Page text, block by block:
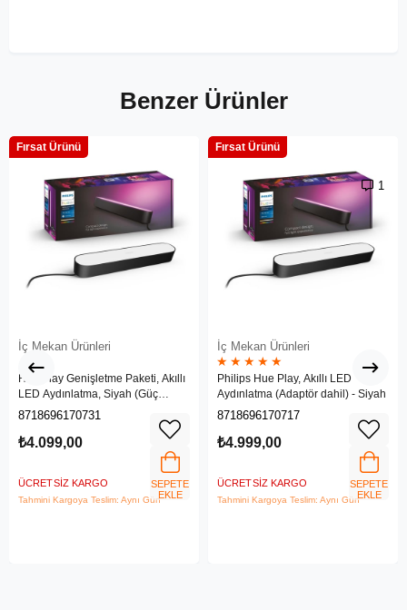
Benzer Ürünler
İç Mekan Ürünleri
Hue Play Genişletme Paketi, Akıllı
LED Aydınlatma, Siyah (Güç
adaptörü dahil değildir)
8718696170731
₺4.099,00
ÜCRETSIZ KARGO
Tahmini Kargoya Teslim: Aynı Gün
Fırsat Ürünü
SEPETE
EKLE
İç Mekan Ürünleri
★ ★ ★ ★ ★
Philips Hue Play, Akıllı LED
Aydınlatma (Adaptör dahil) - Siyah
1
8718696170717
₺4.999,00
ÜCRETSIZ KARGO
Tahmini Kargoya Teslim: Aynı Gün
Fırsat Ürünü
SEPETE
EKLE